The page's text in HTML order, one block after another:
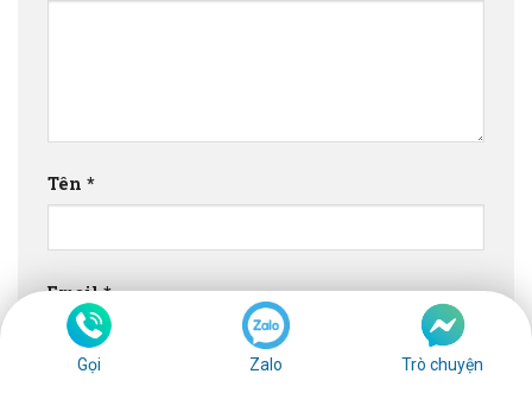
Tên *
Email*
Gọi Zalo Trò chuyện